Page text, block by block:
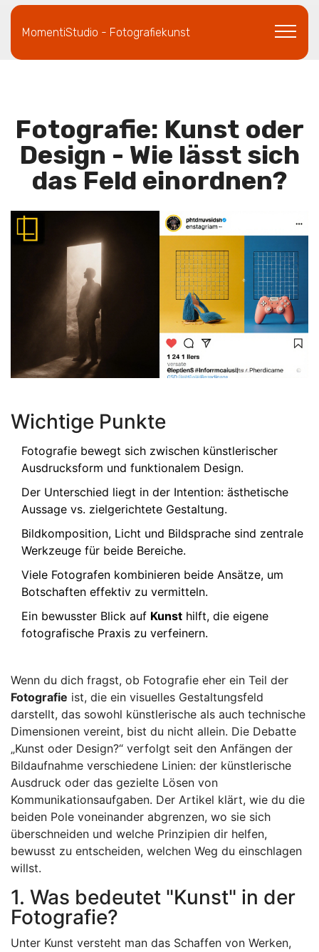
MomentiStudio - Fotografiekunst
Fotografie: Kunst oder
Design - Wie lässt sich
das Feld einordnen?
Wichtige Punkte
Fotografie bewegt sich zwischen künstlerischer
Ausdrucksform und funktionalem Design.
Der Unterschied liegt in der Intention: ästhetische
Aussage vs. zielgerichtete Gestaltung.
Bildkomposition, Licht und Bildsprache sind zentrale
Werkzeuge für beide Bereiche.
Viele Fotografen kombinieren beide Ansätze, um
Botschaften effektiv zu vermitteln.
Ein bewusster Blick auf Kunst hilft, die eigene
fotografische Praxis zu verfeinern.
Wenn du dich fragst, ob Fotografie eher ein Teil der
Fotografie ist, die ein visuelles Gestaltungsfeld
darstellt, das sowohl künstlerische als auch technische
Dimensionen vereint, bist du nicht allein. Die Debatte
„Kunst oder Design?“ verfolgt seit den Anfängen der
Bildaufnahme verschiedene Linien: der künstlerische
Ausdruck oder das gezielte Lösen von
Kommunikationsaufgaben. Der Artikel klärt, wie du die
beiden Pole voneinander abgrenzen, wo sie sich
überschneiden und welche Prinzipien dir helfen,
bewusst zu entscheiden, welchen Weg du einschlagen
willst.
1. Was bedeutet "Kunst" in der
Fotografie?
Unter Kunst versteht man das Schaffen von Werken,